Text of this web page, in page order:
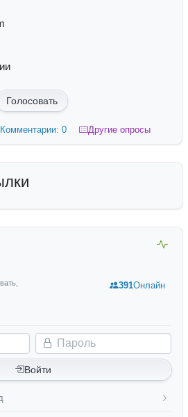
Голосовать
Комментарии: 0 Другие опросы
Пароль
Войти
391Онлайн